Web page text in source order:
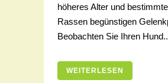
höheres Alter und
Rassen begünstigen
Beobachten Sie Ihren
WEITERLESEN